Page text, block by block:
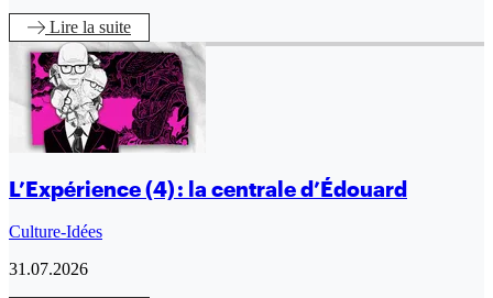
Lire la suite
L’Expérience (4) : la centrale d’Édouard
Culture-Idées
31.07.2026